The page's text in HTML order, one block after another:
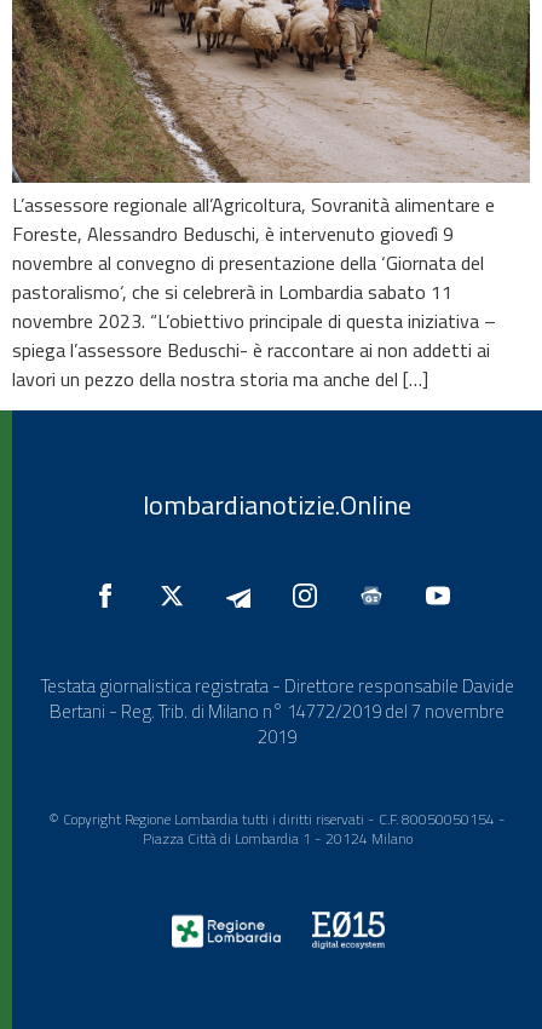
L’assessore regionale all’Agricoltura, Sovranità alimentare e
Foreste, Alessandro Beduschi, è intervenuto giovedì 9
novembre al convegno di presentazione della ‘Giornata del
pastoralismo‘, che si celebrerà in Lombardia sabato 11
novembre 2023. “L’obiettivo principale di questa iniziativa –
spiega l’assessore Beduschi- è raccontare ai non addetti ai
lavori un pezzo della nostra storia ma anche del […]
lombardianotizie.Online
Testata giornalistica registrata - Direttore responsabile Davide
Bertani - Reg. Trib. di Milano n° 14772/2019 del 7 novembre
2019
© Copyright Regione Lombardia tutti i diritti riservati - C.F. 80050050154 -
Piazza Città di Lombardia 1 - 20124 Milano